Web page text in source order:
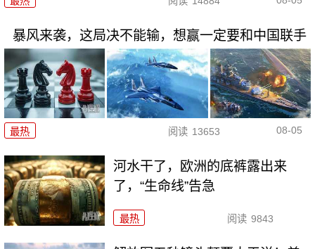
暴风来袭，这局决不能输，想赢一定要和中国联手
最热 阅读 13653 08-05
河水干了，欧洲的底裤露出来
了，“生命线”告急
最热 阅读 9843